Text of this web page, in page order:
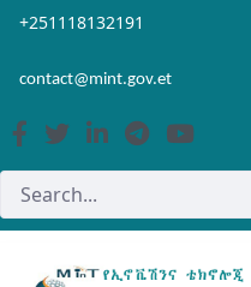
Skip to Main Content
Open Accessibility Menu
+251118132191
contact@mint.gov.et